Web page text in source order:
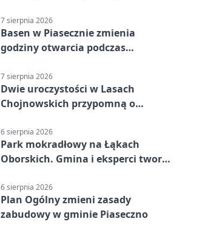
7 sierpnia 2026
Basen w Piasecznie zmienia
godziny otwarcia podczas
7 sierpnia 2026
Dwie uroczystości w Lasach
Chojnowskich przypomną o
6 sierpnia 2026
Park mokradłowy na Łąkach
Oborskich. Gmina i eksperci tworzą
6 sierpnia 2026
Plan Ogólny zmieni zasady
zabudowy w gminie Piaseczno